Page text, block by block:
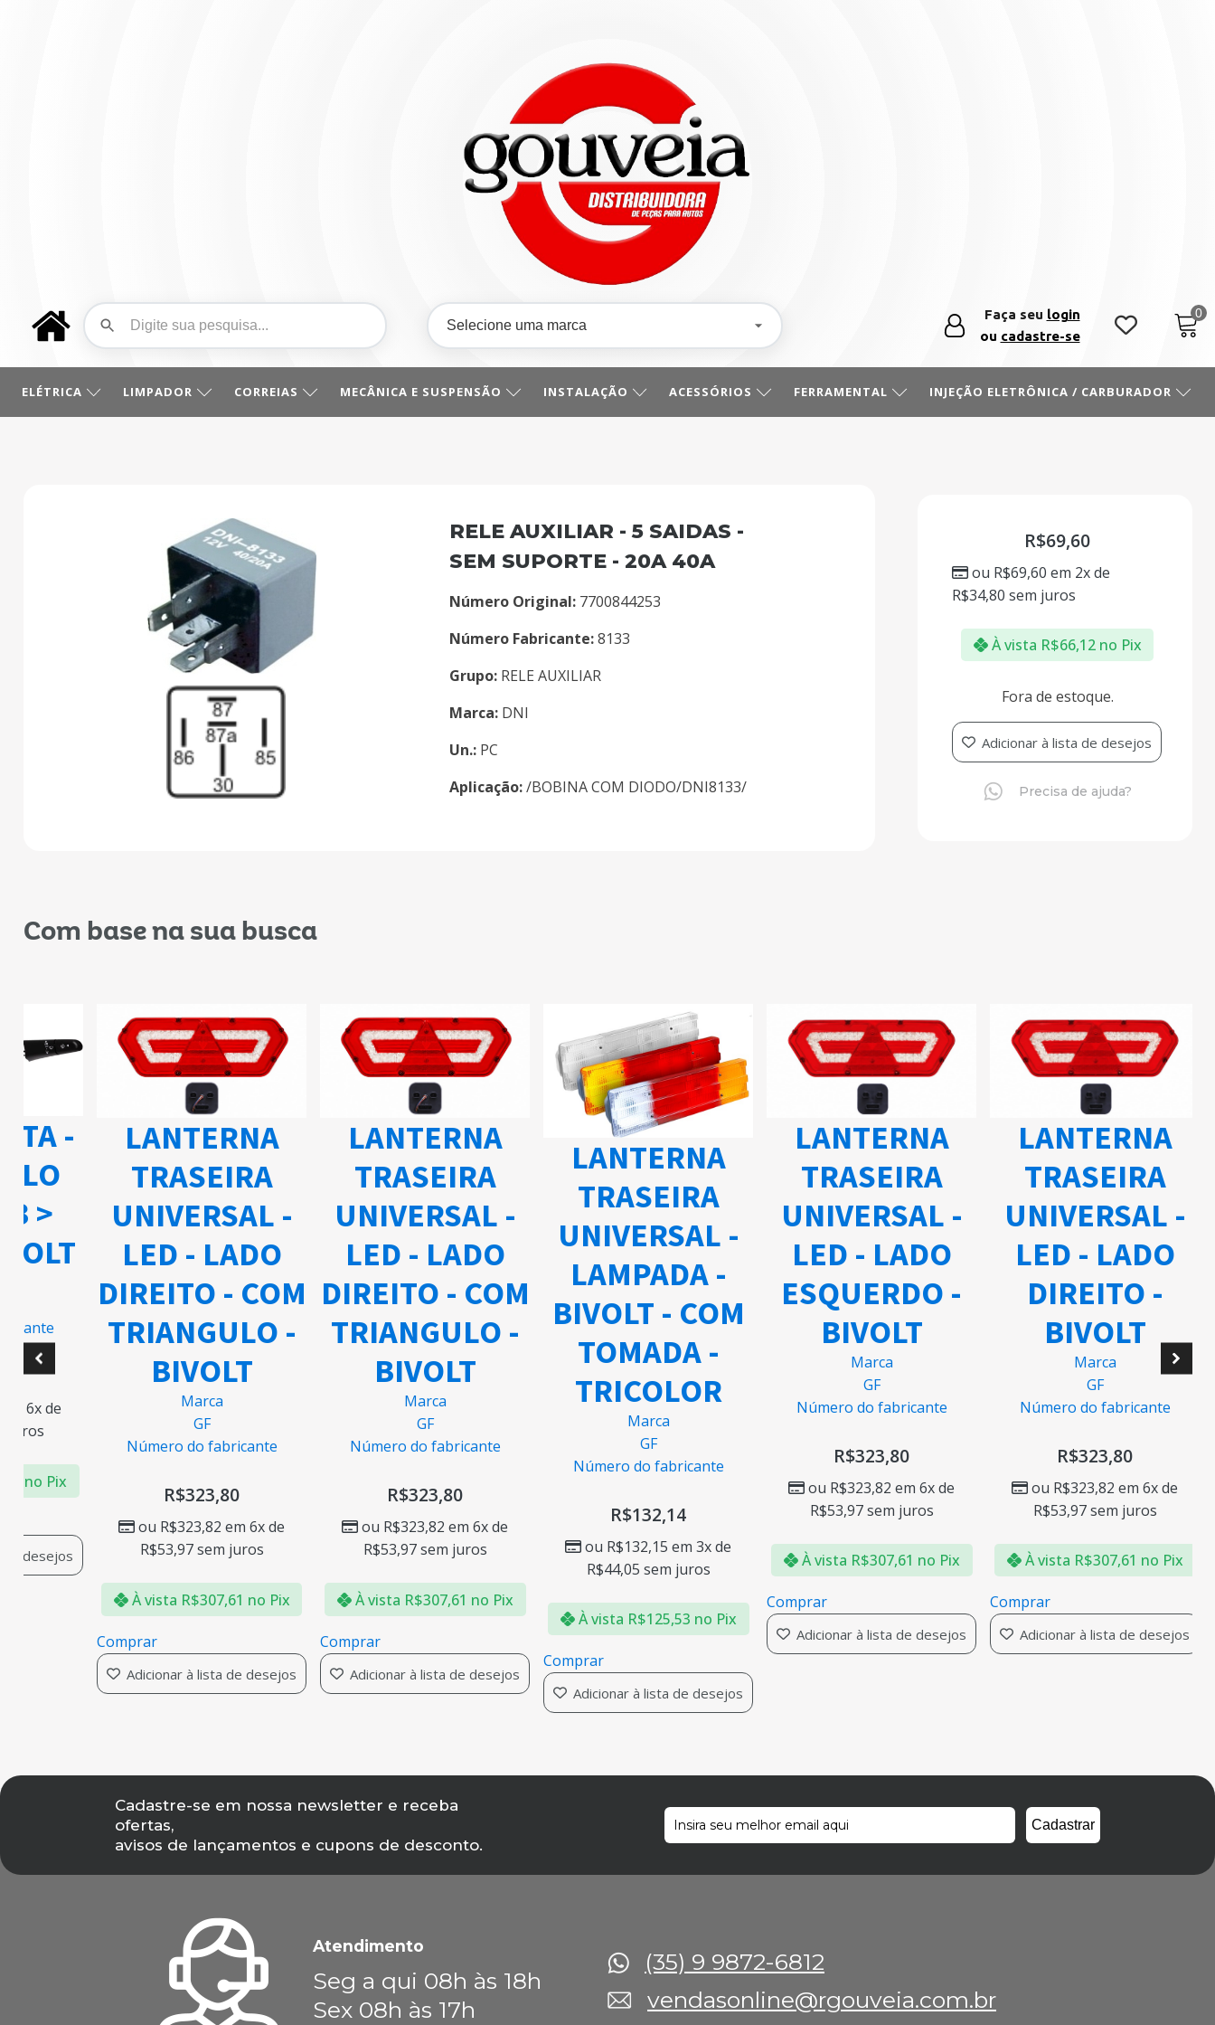
Faça seu login
ou cadastre-se
ELÉTRICA LIMPADOR CORREIAS MECÂNICA E SUSPENSÃO INSTALAÇÃO ACESSÓRIOS FERRAMENTAL INJEÇÃO ELETRÔNICA / CARBURADOR
RELE AUXILIAR - 5 SAIDAS -
SEM SUPORTE - 20A 40A
Número Original: 7700844253
Número Fabricante:8133
Grupo: RELE AUXILIAR
Marca: DNI
Un.: PC
Aplicação:/BOBINA COM DIODO/DNI8133/
R$69,60
ou R$69,60 em 2x de
R$34,80 sem juros
À vista R$66,12 no Pix
Fora de estoque.
Adicionar à lista de desejos
Precisa de ajuda?
Com base na sua busca
-
>
6x de
no Pix
desejos
LANTERNA
TRASEIRA
UNIVERSAL -
LED - LADO
DIREITO - COM
TRIANGULO -
BIVOLT
Marca
GF
Número do fabricante
R$323,80
ouR$323,82em 6x de
R$53,97sem juros
À vista R$307,61no Pix
Comprar
Adicionar à lista de desejos
LANTERNA
TRASEIRA
UNIVERSAL -
LED - LADO
DIREITO - COM
TRIANGULO -
BIVOLT
Marca
GF
Número do fabricante
R$323,80
ouR$323,82em 6x de
R$53,97sem juros
À vista R$307,61no Pix
Comprar
Adicionar à lista de desejos
LANTERNA
TRASEIRA
UNIVERSAL -
LAMPADA -
BIVOLT - COM
TOMADA -
TRICOLOR
Marca
GF
Número do fabricante
R$132,14
ouR$132,15em 3x de
R$44,05sem juros
À vista R$125,53no Pix
Comprar
Adicionar à lista de desejos
LANTERNA
TRASEIRA
UNIVERSAL -
LED - LADO
ESQUERDO -
BIVOLT
Marca
GF
Número do fabricante
R$323,80
ouR$323,82em 6x de
R$53,97sem juros
À vista R$307,61no Pix
Comprar
Adicionar à lista de desejos
LANTERNA
TRASEIRA
UNIVERSAL -
LED - LADO
DIREITO -
BIVOLT
Marca
GF
Número do fabricante
R$323,80
ouR$323,82em 6x de
R$53,97sem juros
À vista R$307,61no Pix
Comprar
Adicionar à lista de desejos
Cadastre-se em nossa newsletter e receba
ofertas,
avisos de lançamentos e cupons de desconto.
Atendimento
Seg a qui 08h às 18h
Sex 08h às 17h
(35) 9 9872-6812
vendasonline@rgouveia.com.br